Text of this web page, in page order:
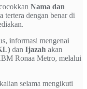
Nama dan
tertera dengan benar di
informasi mengenai
dan Ijazah akan
Ronaa Metro, melalui
selama mengikuti